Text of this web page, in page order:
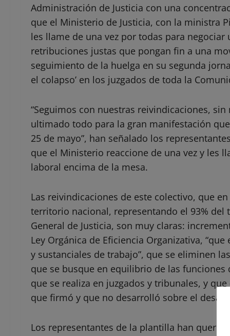
Administración de Justicia con una
que el Ministerio de Justicia, con la ministra
les llame de una vez por todas para negociar
retribuciones justas que pongan fin a una
seguimiento de la huelga en su segunda
el colapso’ en los juzgados de toda la
“Seguimos con nuestras reivindicaciones,
ultimado todo para la gran manifestación
25 de mayo”, han señalado los
que el Ministerio reaccione de una vez y les
laboral encima de la mesa.
Las reivindicaciones de este colectivo, que
territorio nacional, representando el 93%
General de Justicia, son muy claras:
Ley Orgánica de Eficiencia Organizativa,
y sustanciales de trabajo”, que se eliminen
que se busque en equilibrio de las
que se realiza en juzgados y tribunales, y
que firmó y que no desarrolló sobre el
Los representantes de la plantilla han